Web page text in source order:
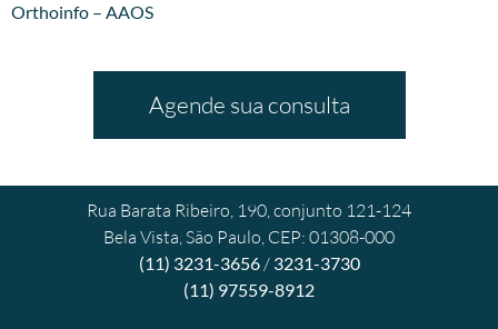
Orthoinfo – AAOS
Agende sua consulta
Rua Barata Ribeiro, 190, conjunto 121-124
Bela Vista, São Paulo, CEP: 01308-000
(11) 3231-3656/ 3231-3730
(11) 97559-8912